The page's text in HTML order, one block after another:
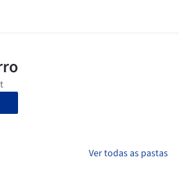
Ver todas as pastas